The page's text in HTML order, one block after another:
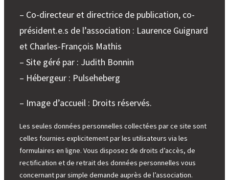
– Co-directeur et directrice de publication, co-
président.e.s de l’association : Laurence Guignard
et Charles-François Mathis
– Site géré par : Judith Bonnin
– Hébergeur : Pulseheberg
– Image d’accueil : Droits réservés.
Les seules données personnelles collectées par ce site sont
celles fournies explicitement par les utilisateurs via les
formulaires en ligne. Vous disposez de droits d’accès, de
rectification et de retrait des données personnelles vous
concernant par simple demande auprès de l’association.